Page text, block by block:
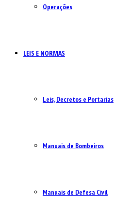
Operações
LEIS E NORMAS
Leis, Decretos e Portarias
Manuais de Bombeiros
Manuais de Defesa Civil